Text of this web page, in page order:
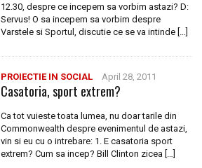
12.30, despre ce incepem sa vorbim astazi? D:
Servus! O sa incepem sa vorbim despre
Varstele si Sportul, discutie ce se va intinde […]
PROIECTIE IN SOCIAL April 28, 2011
Casatoria, sport extrem?
Ca tot vuieste toata lumea, nu doar tarile din
Commonwealth despre evenimentul de astazi,
vin si eu cu o intrebare: 1. E casatoria sport
extrem? Cum sa incep? Bill Clinton zicea […]